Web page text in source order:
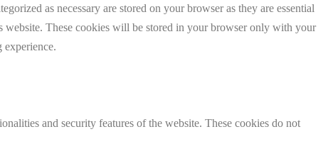
as necessary are stored on your browser as they are essential
website. These cookies will be stored in your browser only with your
experience.
and security features of the website. These cookies do not